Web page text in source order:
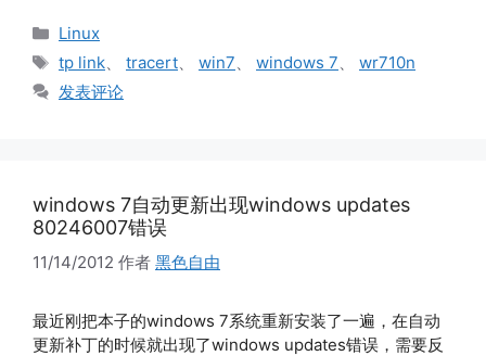
分
类
Linux
标
签
tp link、 tracert、 win7、 windows 7、 wr710n
发表评论
windows 7自动更新出现windows updates
80246007错误
11/14/2012 作者 黑色自由
最近刚把本子的windows 7系统重新安装了一遍，在自动
更新补丁的时候就出现了windows updates错误，需要反